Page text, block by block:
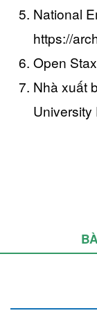
National
https://
Open
Nhà xuất
University